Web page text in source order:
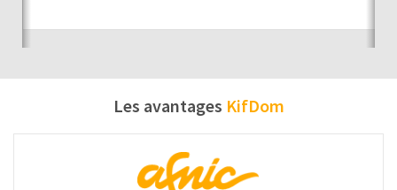
Les avantages KifDom